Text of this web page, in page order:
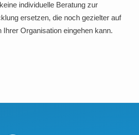
individuelle Beratung zur
ersetzen, die noch gezielter auf
Ihrer Organisation eingehen kann.